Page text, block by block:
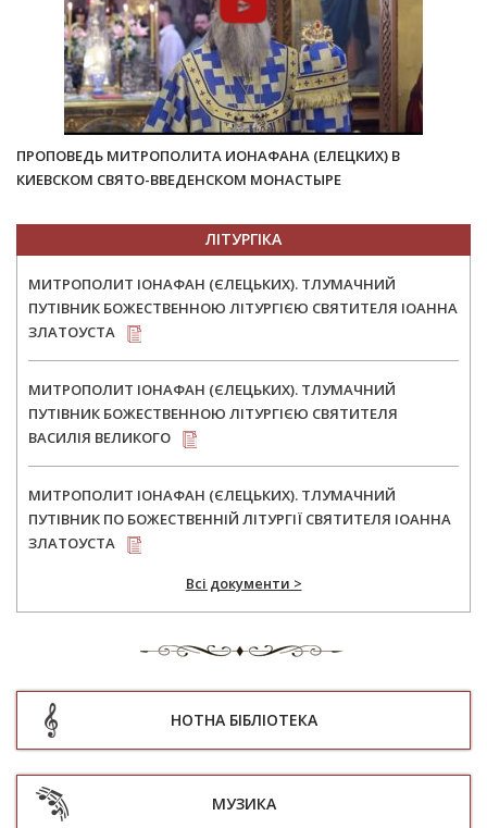
ПРОПОВЕДЬ МИТРОПОЛИТА ИОНАФАНА (ЕЛЕЦКИХ) В
КИЕВСКОМ СВЯТО-ВВЕДЕНСКОМ МОНАСТЫРЕ
ЛІТУРГІКА
МИТРОПОЛИТ ІОНАФАН (ЄЛЕЦЬКИХ). ТЛУМАЧНИЙ
ПУТІВНИК БОЖЕСТВЕННОЮ ЛІТУРГІЄЮ СВЯТИТЕЛЯ ІОАННА
ЗЛАТОУСТА
МИТРОПОЛИТ ІОНАФАН (ЄЛЕЦЬКИХ). ТЛУМАЧНИЙ
ПУТІВНИК БОЖЕСТВЕННОЮ ЛІТУРГІЄЮ СВЯТИТЕЛЯ
ВАСИЛІЯ ВЕЛИКОГО
МИТРОПОЛИТ ІОНАФАН (ЄЛЕЦЬКИХ). ТЛУМАЧНИЙ
ПУТІВНИК ПО БОЖЕСТВЕННІЙ ЛІТУРГІЇ СВЯТИТЕЛЯ ІОАННА
ЗЛАТОУСТА
Всі документи >
НОТНА БІБЛІОТЕКА
МУЗИКА